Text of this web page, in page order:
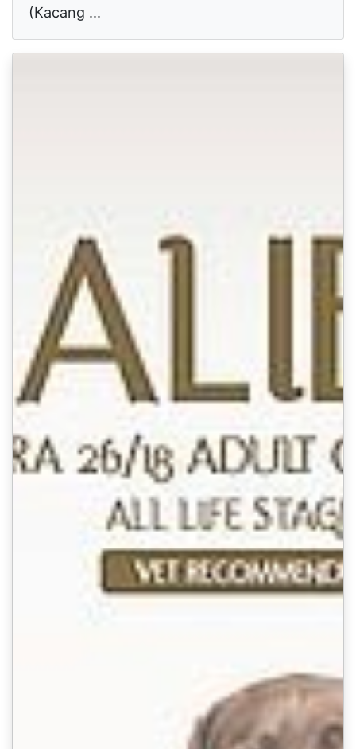
(Kacang ...